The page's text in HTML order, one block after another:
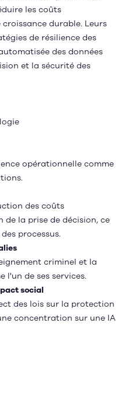
les coûts
durable. Leurs
de résilience des
des données
et la sécurité des
opérationnelle comme
des coûts
la prise de décision, ce
processus.
criminel et la
l'un de ses services.
social
des lois sur la protection
concentration sur une IA